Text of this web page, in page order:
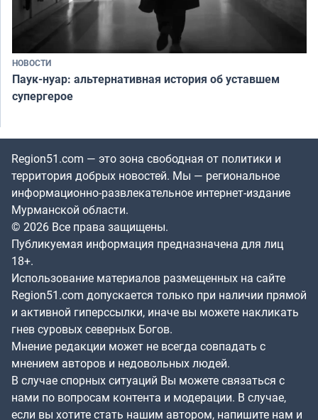
НОВОСТИ
Паук-нуар: альтернативная история об уставшем
супергерое
Region51.com — это зона свободная от политики и
территория добрых новостей. Мы — региональное
информационно-развлекательное интернет-издание
Мурманской области.
© 2026 Все права защищены.
Публикуемая информация предназначена для лиц
18+.
Использование материалов размещенных на сайте
Region51.com допускается только при наличии прямой
и активной гиперссылки, иначе вы можете накликать
гнев суровых северных Богов.
Мнение редакции может не всегда совпадать с
мнением авторов и недовольных людей.
В случае спорных ситуаций Вы можете связаться с
нами по вопросам контента и модерации. В случае,
если вы хотите стать нашим автором, напишите нам и